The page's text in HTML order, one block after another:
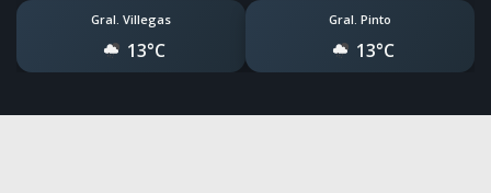
Gral. Villegas
13°C
Gral. Pinto
13°C